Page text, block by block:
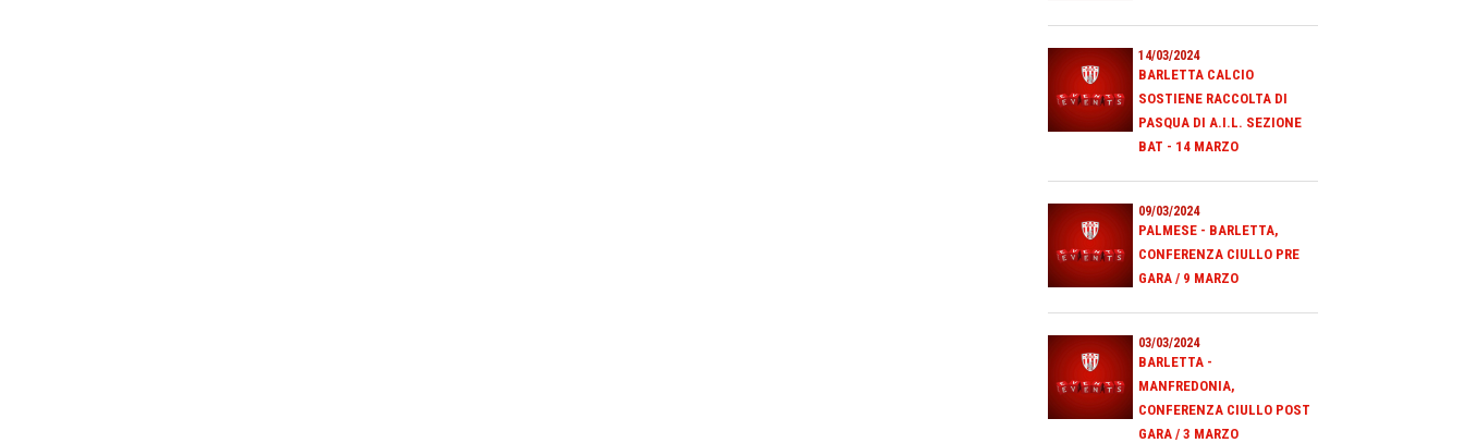
14/03/2024
BARLETTA CALCIO
SOSTIENE RACCOLTA DI
PASQUA DI A.I.L. SEZIONE
BAT - 14 MARZO
09/03/2024
PALMESE - BARLETTA,
CONFERENZA CIULLO PRE
GARA / 9 MARZO
03/03/2024
BARLETTA -
MANFREDONIA,
CONFERENZA CIULLO POST
GARA / 3 MARZO